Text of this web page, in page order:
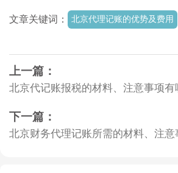
文章关键词： 北京代理记账的优势及费用
上一篇：
北京代记账报税的材料、注意事项有
下一篇：
北京财务代理记账所需的材料、注意